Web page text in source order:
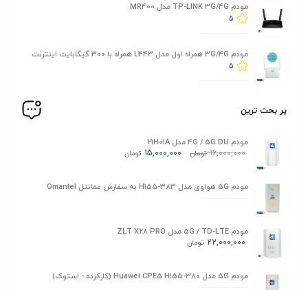
مودم TP-LINK 3G/4G مدل MR400
5
مودم 3G/4G همراه اول مدل L443 همراه با 300 گیگابایت اینترنت
5
پر بحث ترین
مودم 4G / 5G DU مدل 21H01A
16,000,000 تومان 15,000,000 تومان
مودم 5G هواوی مدل H155-383 به سفارش عمانتل Omantel
مودم 5G / TD-LTE مدل ZLT X28 PRO
22,000,000 تومان
مودم 5G مدل Huawei CPE5 H155-380 (کارکرده - استوک)